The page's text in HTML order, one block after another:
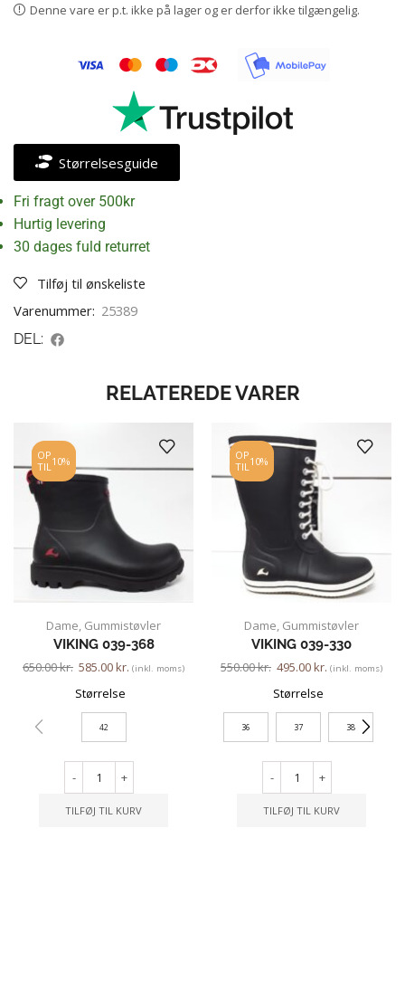
Denne vare er p.t. ikke på lager og er derfor ikke tilgængelig.
Størrelsesguide
Fri fragt over 500kr
Hurtig levering
30 dages fuld returret
Tilføj til ønskeliste
Varenummer: 25389
DEL:
RELATEREDE VARER
OP
TIL10%
Dame, Gummistøvler
VIKING 039-368
650.00kr. 585.00kr. (inkl. moms)
Størrelse
42
- +
TILFØJ TIL KURV
OP
TIL10%
Dame, Gummistøvler
VIKING 039-330
550.00kr. 495.00kr. (inkl. moms)
Størrelse
36 37 38
- +
TILFØJ TIL KURV